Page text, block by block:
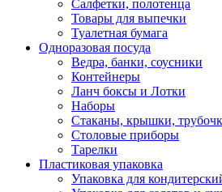
Салфетки, полотенца
Товары для выпечки
Туалетная бумага
Одноразовая посуда
Ведра, банки, соусники
Контейнеры
Ланч боксы и Лотки
Наборы
Стаканы, крышки,
Столовые приборы
Тарелки
Пластиковая упаковка
Упаковка для